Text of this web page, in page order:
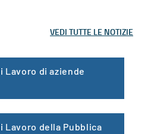
VEDI TUTTE LE NOTIZIE
Lavoro di aziende
Lavoro della Pubblica